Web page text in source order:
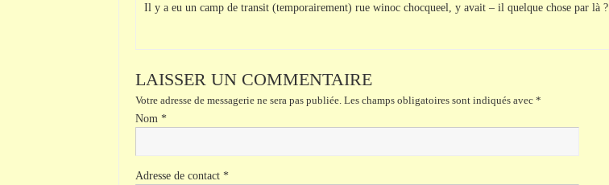
Il y a eu un camp de transit (temporairement) rue winoc chocqueel, y avait – il quelque chose par là ?
LAISSER UN COMMENTAIRE
Votre adresse de messagerie ne sera pas publiée. Les champs obligatoires sont indiqués avec *
Nom *
Adresse de contact *